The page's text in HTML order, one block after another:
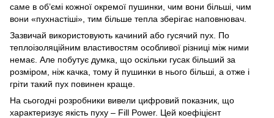
саме в об’ємі кожної окремої пушинки, чим вони більші, чим
вони «пухнастіші», тим більше тепла зберігає наповнювач.
Зазвичай використовують качиний або гусячий пух. По
теплоізоляційним властивостям особливої різниці між ними
немає. Але побутує думка, що оскільки гусак більший за
розміром, ніж качка, тому й пушинки в нього більші, а отже і
гріти такий пух повинен краще.
На сьогодні розробники вивели цифровий показник, що
характеризує якість пуху – Fill Power. Цей коефіцієнт